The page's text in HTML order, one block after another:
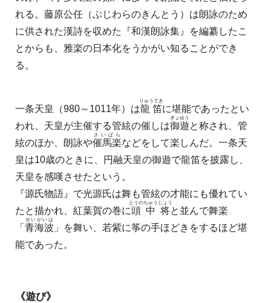
れる。藤原公任（ぶじわらのきんとう）は朗詠のため
に供された漢詩を収めた『和漢朗詠集』を編纂したこ
とからも、雅楽の日本化をうかがい知ることができ
る。
一条天皇（980～1011年）は龍笛
りゅうてき
に堪能であったとい
われ、天皇が主催する管絃の催しは御遊
ぎょゆう
と称され、管
絃のほか、朗詠や催馬楽
さいばら
などをして楽しんだ。一条天
皇は10歳のときに、円融天皇の御遊で龍笛を披露し、
天皇を感嘆させたという。
『源氏物語』で光源氏は舞も管絃の才能にも優れてい
たと描かれ、紅葉賀の巻に頭中将
とうのちゅうじょう
と並んで舞楽
「 青海波
せいがいは
」を舞い、若紫に筝の手ほどきをするほど堪
能であった。
《遊び》